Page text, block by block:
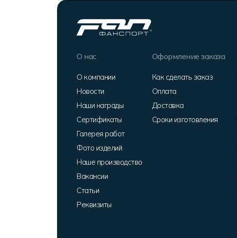
О нас
О компании
Новости
Наши награды
Сертификаты
Галерея работ
Фото изделий
Наше производство
Вакансии
Статьи
Реквизиты
Оформление заказа
Как сделать заказ
Оплата
Доставка
Сроки изготовления